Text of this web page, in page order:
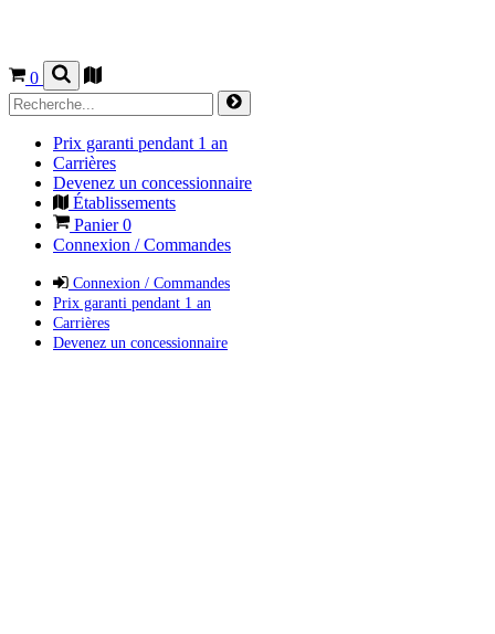
0
Prix garanti pendant 1 an
Carrières
Devenez un concessionnaire
Établissements
Panier0
Connexion / Commandes
Connexion / Commandes
Prix garanti pendant 1 an
Carrières
Devenez un concessionnaire